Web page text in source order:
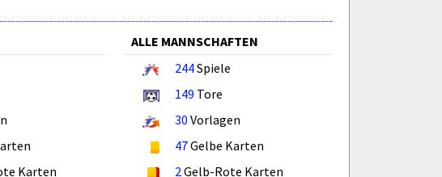
Karten
ALLE MANNSCHAFTEN
244Spiele
149 Tore
30 Vorlagen
47Gelbe Karten
2Gelb-Rote Karten